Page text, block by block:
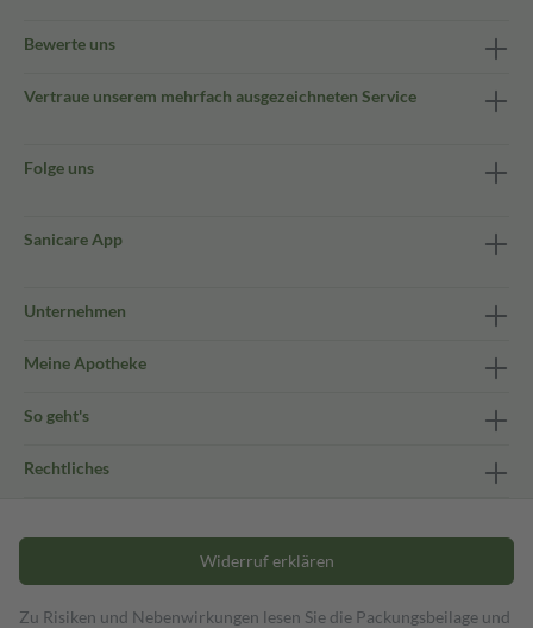
Bewerte uns
Vertraue unserem mehrfach ausgezeichneten Service
Folge uns
Sanicare App
Unternehmen
Meine Apotheke
So geht's
Rechtliches
Widerruf erklären
Zu Risiken und Nebenwirkungen lesen Sie die Packungsbeilage und